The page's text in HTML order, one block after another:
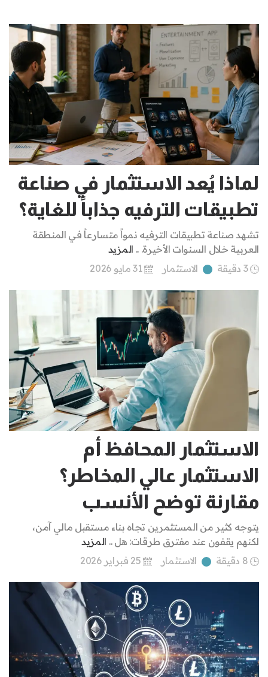
لماذا يُعد الاستثمار في صناعة
تطبيقات الترفيه جذاباً للغاية؟
تشهد صناعة تطبيقات الترفيه نمواً متسارعاً في المنطقة
العربية خلال السنوات الأخيرة. .. المزيد
3 دقيقة
الاستثمار 31 مايو 2026
الاستثمار المحافظ أم
الاستثمار عالي المخاطر؟
مقارنة توضح الأنسب
يتوجه كثير من المستثمرين تجاه بناء مستقبل مالي آمن،
لكنهم يقفون عند مفترق طرقات: هل .. المزيد
8 دقيقة
الاستثمار 25 فبراير 2026